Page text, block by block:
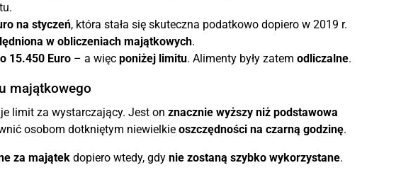
na styczeń, która stała się skuteczna podatkowo dopiero w 2019 r.
w obliczeniach majątkowych.
15.450 Euro – a więc poniżej limitu. Alimenty były zatem odliczalne.
majątkowego
limit za wystarczający. Jest on znacznie wyższy niż podstawowa
osobom dotkniętym niewielkie oszczędności na czarną godzinę.
za majątek dopiero wtedy, gdy nie zostaną szybko wykorzystane.